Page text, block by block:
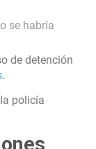
se habría
de detención
.
policía